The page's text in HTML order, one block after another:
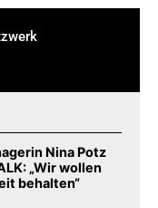
Nina Potz
„Wir wollen
behalten“